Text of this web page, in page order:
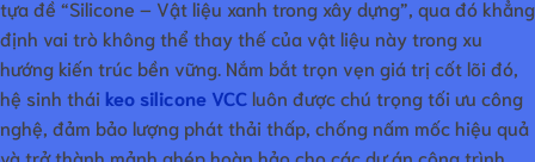
tựa đề “Silicone – Vật liệu xanh trong xây dựng”, qua đó khẳng
định vai trò không thể thay thế của vật liệu này trong xu
hướng kiến trúc bền vững. Nắm bắt trọn vẹn giá trị cốt lõi đó,
hệ sinh thái keo silicone VCC luôn được chú trọng tối ưu công
nghệ, đảm bảo lượng phát thải thấp, chống nấm mốc hiệu quả